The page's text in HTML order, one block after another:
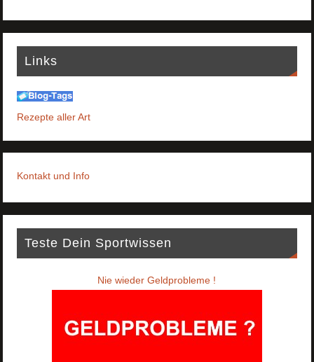
Links
Rezepte aller Art
Kontakt und Info
Teste Dein Sportwissen
Nie wieder Geldprobleme !